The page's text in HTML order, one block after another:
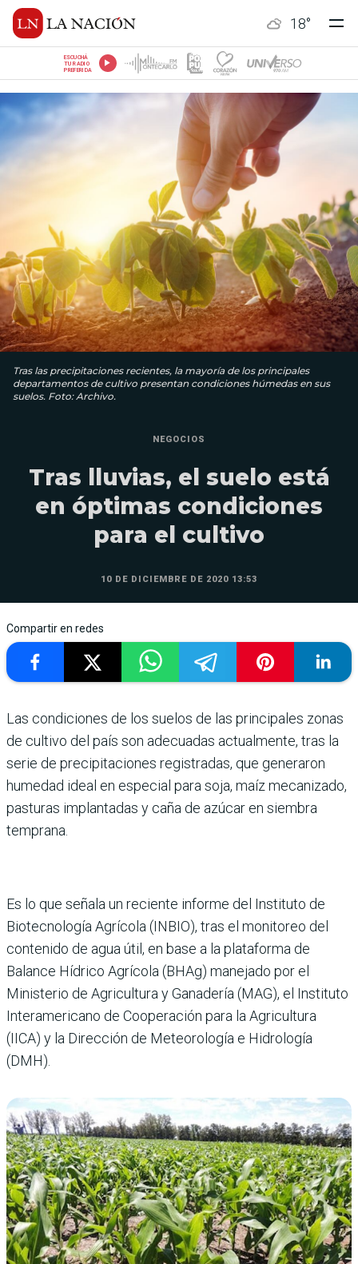
18°
ESCUCHÁ
TU RADIO
PREFERIDA
Tras las precipitaciones recientes, la mayoría de los principales
departamentos de cultivo presentan condiciones húmedas en sus
suelos. Foto: Archivo.
NEGOCIOS
Tras lluvias, el suelo está
en óptimas condiciones
para el cultivo
10 DE DICIEMBRE DE 2020 13:53
Compartir en redes
Las condiciones de los suelos de las principales zonas
de cultivo del país son adecuadas actualmente, tras la
serie de precipitaciones registradas, que generaron
humedad ideal en especial para soja, maíz mecanizado,
pasturas implantadas y caña de azúcar en siembra
temprana.
Es lo que señala un reciente informe del Instituto de
Biotecnología Agrícola (INBIO), tras el monitoreo del
contenido de agua útil, en base a la plataforma de
Balance Hídrico Agrícola (BHAg) manejado por el
Ministerio de Agricultura y Ganadería (MAG), el Instituto
Interamericano de Cooperación para la Agricultura
(IICA) y la Dirección de Meteorología e Hidrología
(DMH).